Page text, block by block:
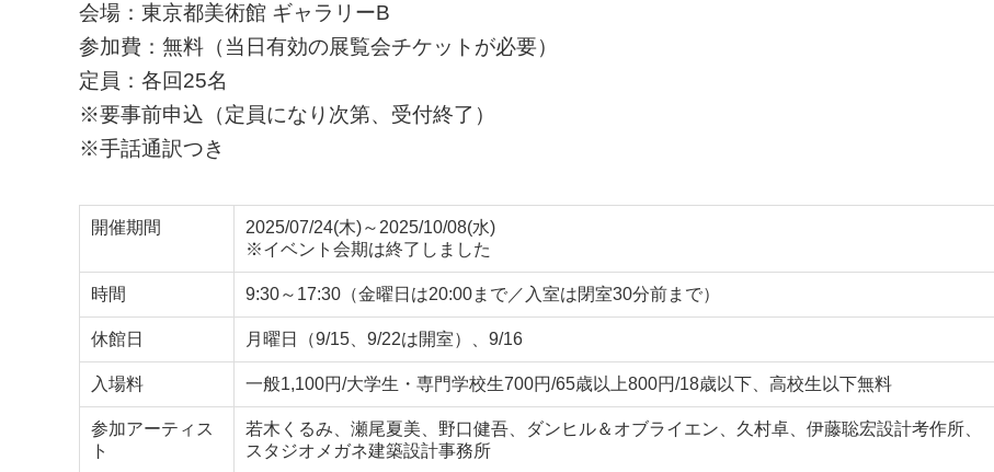
会場：東京都美術館 ギャラリーB
参加費：無料（当日有効の展覧会チケットが必要）
定員：各回25名
※要事前申込（定員になり次第、受付終了）
※手話通訳つき
開催期間
2025/07/24(木)～2025/10/08(水)
※イベント会期は終了しました
時間 9:30～17:30（金曜日は20:00まで／入室は閉室30分前まで）
休館日 月曜日（9/15、9/22は開室）、9/16
入場料 一般1,100円/大学生・専門学校生700円/65歳以上800円/18歳以下、高校生以下無料
参加アーティス
ト
若木くるみ、瀬尾夏美、野口健吾、ダンヒル＆オブライエン、久村卓、伊藤聡宏設計考作所、
スタジオメガネ建築設計事務所